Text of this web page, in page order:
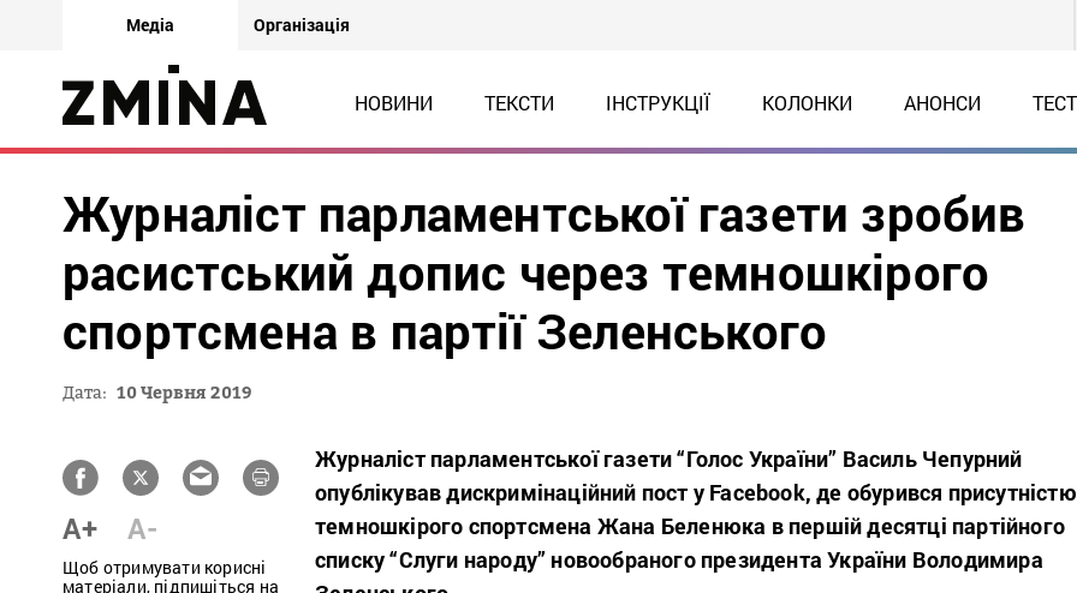
Медіа Організація
НОВИНИ ТЕКСТИ ІНСТРУКЦІЇ КОЛОНКИ АНОНСИ
Журналіст парламентської газети зробив
расистський допис через темношкірого
спортсмена в партії Зеленського
Дата: 10 Червня 2019
A+ A-
Щоб отримувати корисні
матеріали, підпишіться на
Журналіст парламентської газети “Голос України” Василь Чепурний
опублікував дискримінаційний пост у Facebook, де обурився присутністю
темношкірого спортсмена Жана Беленюка в першій десятці партійного
списку “Слуги народу” новообраного президента України Володимира